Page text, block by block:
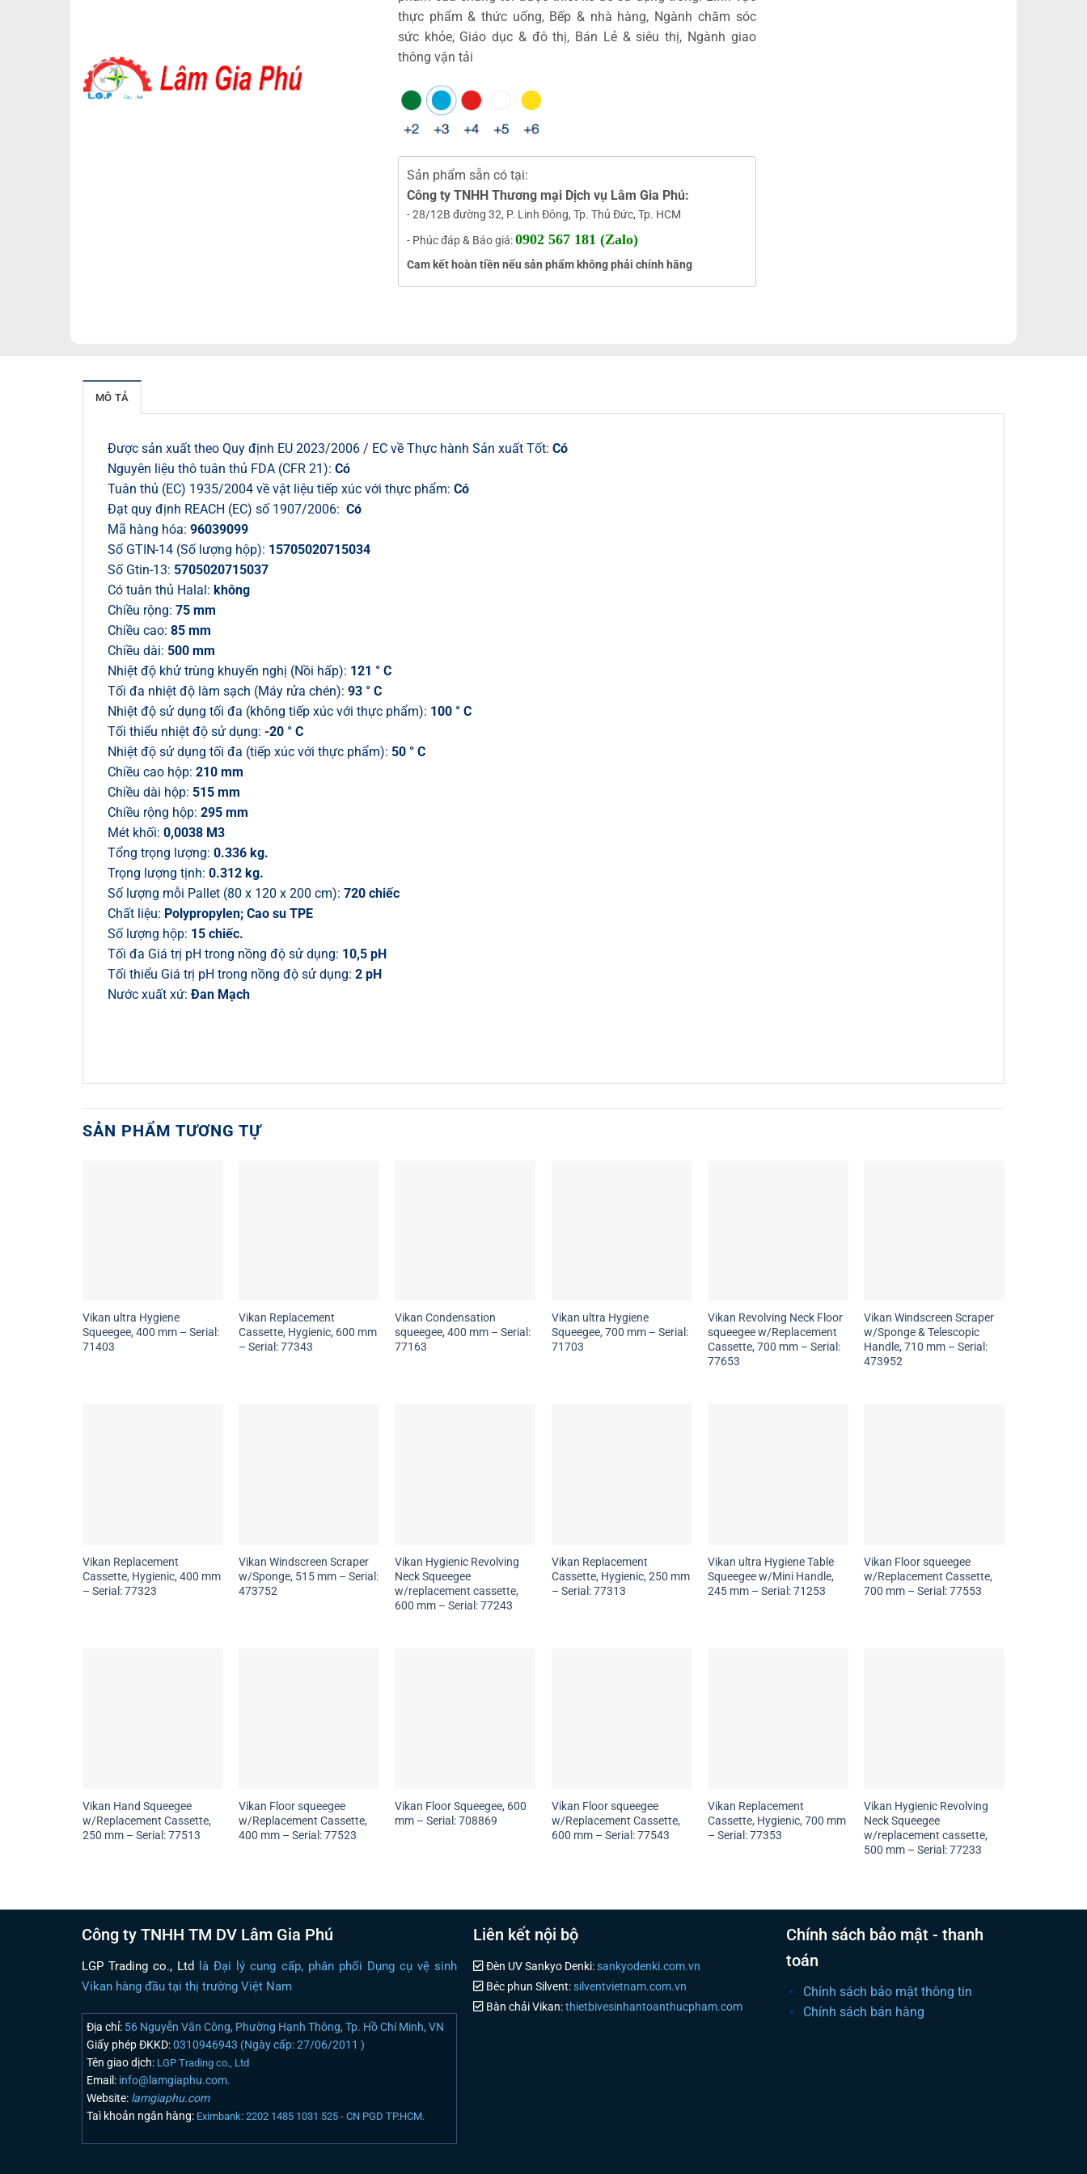
thực phẩm & thức uống, Bếp & nhà hàng, Ngành chăm sóc
sức khỏe, Giáo dục & đô thị, Bán Lẻ & siêu thị, Ngành giao
thông vận tải
Sản phẩm sẵn có tại:
Công ty TNHH Thương mại Dịch vụ Lâm Gia Phú:
- 28/12B đường 32, P. Linh Đông, Tp. Thủ Đức, Tp. HCM
- Phúc đáp & Báo giá:0902 567 181 (Zalo)
Cam kết hoàn tiền nếu sản phẩm không phải chính hãng
MÔ TẢ
Được sản xuất theo Quy định EU 2023/2006 / EC về Thực hành Sản xuất Tốt: Có
Nguyên liệu thô tuân thủ FDA (CFR 21): Có
Tuân thủ (EC) 1935/2004 về vật liệu tiếp xúc với thực phẩm: Có
Đạt quy định REACH (EC) số 1907/2006: Có
Mã hàng hóa: 96039099
Số GTIN-14 (Số lượng hộp): 15705020715034
Số Gtin-13: 5705020715037
Có tuân thủ Halal: không
Chiều rộng: 75 mm
Chiều cao: 85 mm
Chiều dài: 500 mm
Nhiệt độ khử trùng khuyến nghị (Nồi hấp): 121 ° C
Tối đa nhiệt độ làm sạch (Máy rửa chén): 93 ° C
Nhiệt độ sử dụng tối đa (không tiếp xúc với thực phẩm): 100 ° C
Tối thiểu nhiệt độ sử dụng: -20 ° C
Nhiệt độ sử dụng tối đa (tiếp xúc với thực phẩm): 50 ° C
Chiều cao hộp: 210 mm
Chiều dài hộp: 515 mm
Chiều rộng hộp: 295 mm
Mét khối: 0,0038 M3
Tổng trọng lượng: 0.336 kg.
Trọng lượng tịnh: 0.312 kg.
Số lượng mỗi Pallet (80 x 120 x 200 cm): 720 chiếc
Chất liệu: Polypropylen; Cao su TPE
Số lượng hộp: 15 chiếc.
Tối đa Giá trị pH trong nồng độ sử dụng: 10,5 pH
Tối thiểu Giá trị pH trong nồng độ sử dụng: 2 pH
Nước xuất xứ: Đan Mạch
SẢN PHẨM TƯƠNG TỰ
Vikan ultra Hygiene
Squeegee, 400 mm – Serial:
71403
Vikan Replacement
Cassette, Hygienic, 600 mm
– Serial: 77343
Vikan Condensation
squeegee, 400 mm – Serial:
77163
Vikan ultra Hygiene
Squeegee, 700 mm – Serial:
71703
Vikan Revolving Neck Floor
squeegee w/Replacement
Cassette, 700 mm – Serial:
77653
Vikan Windscreen Scraper
w/Sponge & Telescopic
Handle, 710 mm – Serial:
473952
Vikan Replacement
Cassette, Hygienic, 400 mm
– Serial: 77323
Vikan Windscreen Scraper
w/Sponge, 515 mm – Serial:
473752
Vikan Hygienic Revolving
Neck Squeegee
w/replacement cassette,
600 mm – Serial: 77243
Vikan Replacement
Cassette, Hygienic, 250 mm
– Serial: 77313
Vikan ultra Hygiene Table
Squeegee w/Mini Handle,
245 mm – Serial: 71253
Vikan Floor squeegee
w/Replacement Cassette,
700 mm – Serial: 77553
Vikan Hand Squeegee
w/Replacement Cassette,
250 mm – Serial: 77513
Vikan Floor squeegee
w/Replacement Cassette,
400 mm – Serial: 77523
Vikan Floor Squeegee, 600
mm – Serial: 708869
Vikan Floor squeegee
w/Replacement Cassette,
600 mm – Serial: 77543
Vikan Replacement
Cassette, Hygienic, 700 mm
– Serial: 77353
Vikan Hygienic Revolving
Neck Squeegee
w/replacement cassette,
500 mm – Serial: 77233
Công ty TNHH TM DV Lâm Gia Phú
LGP Trading co., Ltd là Đại lý cung cấp, phân phối Dụng cụ vệ sinh
Vikan hàng đầu tại thị trường Việt Nam
Địa chỉ:56 Nguyễn Văn Công, Phường Hạnh Thông, Tp. Hồ Chí Minh, VN
Giấy phép ĐKKD:0310946943 (Ngày cấp: 27/06/2011 )
Tên giao dịch: LGP Trading co., Ltd
Email:info@lamgiaphu.com.
Website:lamgiaphu.com
Taì khoản ngân hàng: Eximbank: 2202 1485 1031 525 - CN PGD TP.HCM.
Liên kết nội bộ
Đèn UV Sankyo Denki:sankyodenki.com.vn
Béc phun Silvent:silventvietnam.com.vn
Bàn chải Vikan:thietbivesinhantoanthucpham.com
Chính sách bảo mật - thanh
toán
Chính sách bảo mật thông tin
Chính sách bán hàng